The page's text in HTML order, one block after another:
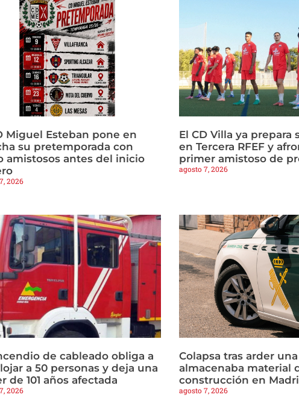
Miguel Esteban pone en
su pretemporada con
amistosos antes del inicio
2026
El CD Villa ya prepara
en Tercera RFEF y
primer amistoso de
agosto 7, 2026
de cableado obliga a
a 50 personas y deja una
de 101 años afectada
2026
Colapsa tras arder
almacenaba material
construcción en
agosto 7, 2026